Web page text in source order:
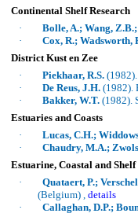
Continental Shelf Research
·
Bolle, A.; Wang,
·
Cox, R.; Wadsworth,
District Kust en Zee
·
Piekhaar, R.S.
·
De Reus, J.H. (1982).
·
Bakker, W.T. (1982).
Estuaries and Coasts
·
Lucas, C.H.;
·
Chaudry, M.A.;
Estuarine, Coastal and Shelf
·
Quataert, P.;
(Belgium) , details
·
Callaghan, D.P.;